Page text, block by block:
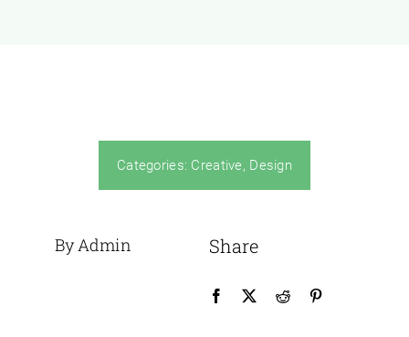
Categories: Creative, Design
By Admin Share